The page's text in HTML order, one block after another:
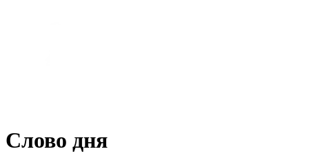
Слово дня